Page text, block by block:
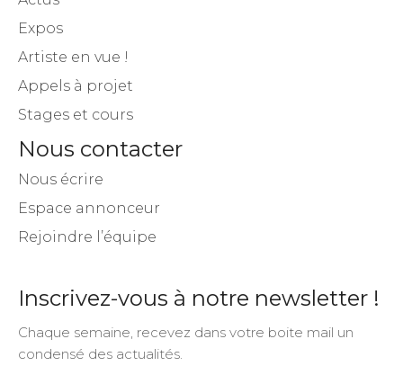
Expos
Artiste en vue !
Appels à projet
Stages et cours
Nous contacter
Nous écrire
Espace annonceur
Rejoindre l’équipe
Inscrivez-vous à notre newsletter !
Chaque semaine, recevez dans votre boite mail un
condensé des actualités.